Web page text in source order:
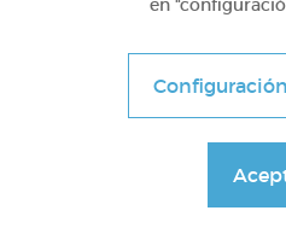
1º Primaria
Juegos de
en